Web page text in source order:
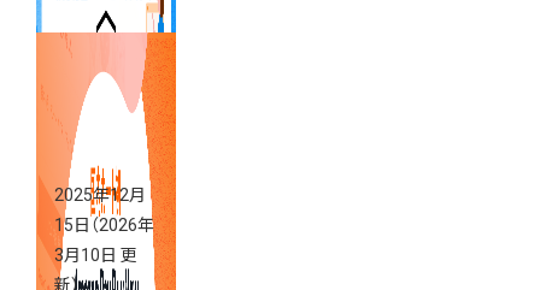
2025年12月
15日 （2026年
3月10日 更
新）